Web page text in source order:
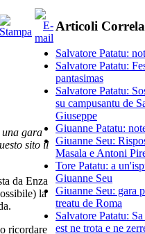
una gara
sito il
da Enza
la
ricordare
Articoli
Salvatore Patatu:
Salvatore Patatu:
pantasimas
Salvatore Patatu:
su campusantu de
Giuseppe
Giuanne Patatu:
Giuanne Seu:
Masala e Antoni
Tore Patatu: a
Giuanne Seu
Giuanne Seu: gara
treatu de Roma
Salvatore Patatu:
est ne trota e ne